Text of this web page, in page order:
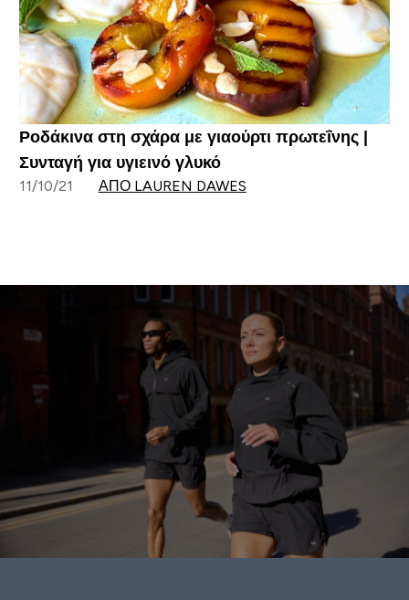
Ροδάκινα στη σχάρα με γιαούρτι πρωτεΐνης |
Συνταγή για υγιεινό γλυκό
11/10/21 ΑΠΌ LAUREN DAWES